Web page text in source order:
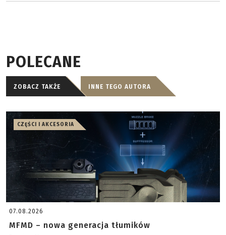
POLECANE
ZOBACZ TAKŻE INNE TEGO AUTORA
CZĘŚCI I AKCESORIA
07.08.2026
MFMD – nowa generacja tłumików